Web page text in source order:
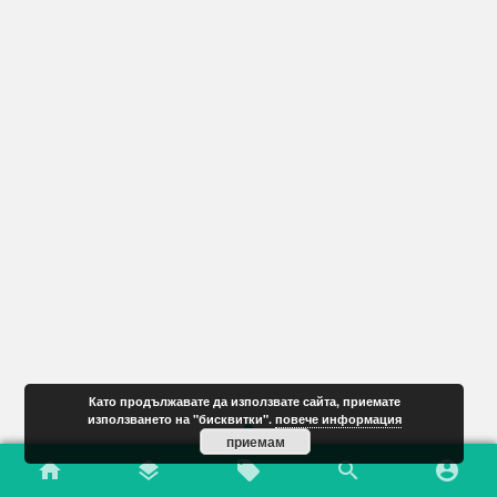
home layers local_offer search account_circle
Като продължавате да използвате сайта, приемате
използването на "бисквитки". повече информация
приемам